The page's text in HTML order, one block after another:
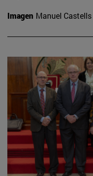
Imagen Manuel Castells